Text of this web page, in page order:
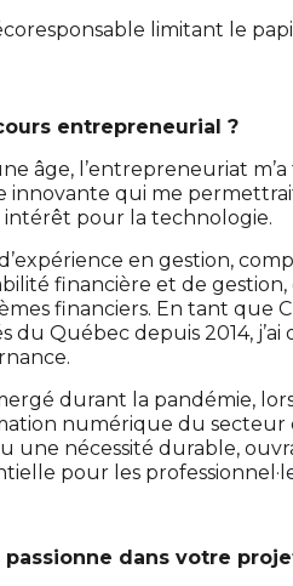
limitant le
entrepreneurial ?
âge, l’entrepreneuriat m’a
innovante qui me
pour la technologie.
en gestion,
financière et de
financiers. En tant que
du Québec depuis 2014,
durant la pandémie,
numérique du
une nécessité durable,
pour les
passionne dans votre